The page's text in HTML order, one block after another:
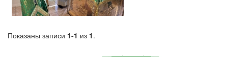
Показаны записи 1-1 из 1.